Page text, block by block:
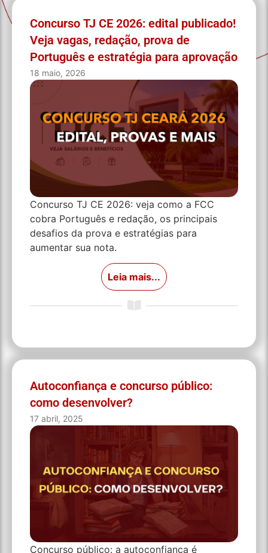
Concurso TJ CE 2026: edital publicado!
Veja vagas, redação, prova de
Português e estratégia para aprovação
18 maio, 2026
Concurso TJ CE 2026: veja como a FCC
cobra Português e redação, os principais
desafios da prova e estratégias para
aumentar sua nota.
Leia mais...
Autoconfiança e concurso público:
como desenvolver?
17 abril, 2025
Concurso público: a autoconfiança é